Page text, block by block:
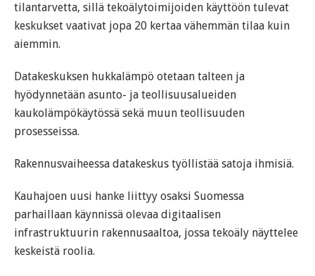
tilantarvetta, sillä tekoälytoimijoiden käyttöön tulevat
keskukset vaativat jopa 20 kertaa vähemmän tilaa kuin
aiemmin.
Datakeskuksen hukkalämpö otetaan talteen ja
hyödynnetään asunto- ja teollisuusalueiden
kaukolämpökäytössä sekä muun teollisuuden
prosesseissa.
Rakennusvaiheessa datakeskus työllistää satoja ihmisiä.
Kauhajoen uusi hanke liittyy osaksi Suomessa
parhaillaan käynnissä olevaa digitaalisen
infrastruktuurin rakennusaaltoa, jossa tekoäly näyttelee
keskeistä roolia.